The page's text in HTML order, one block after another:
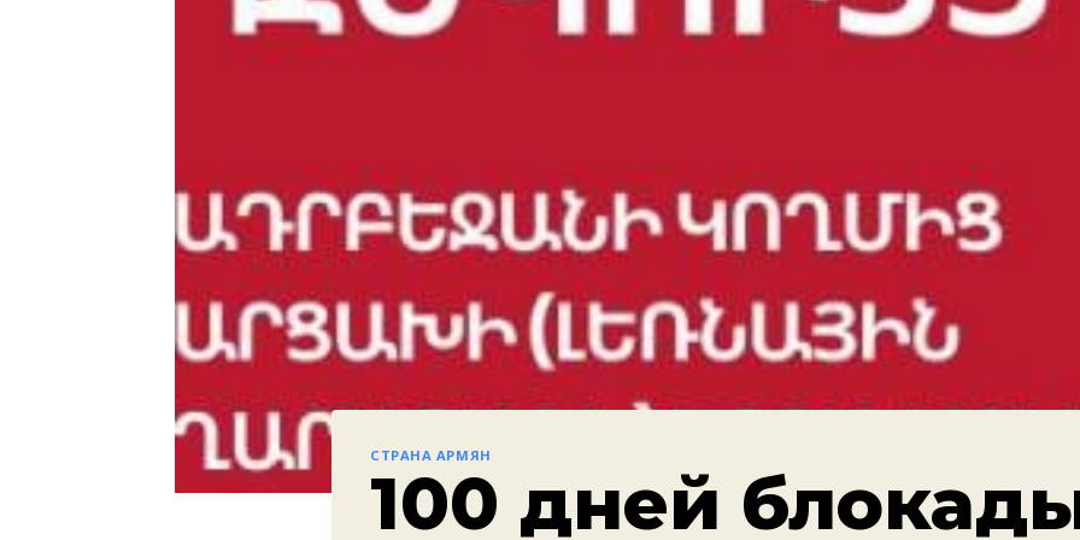
СТРАНА АРМЯН
100 дней